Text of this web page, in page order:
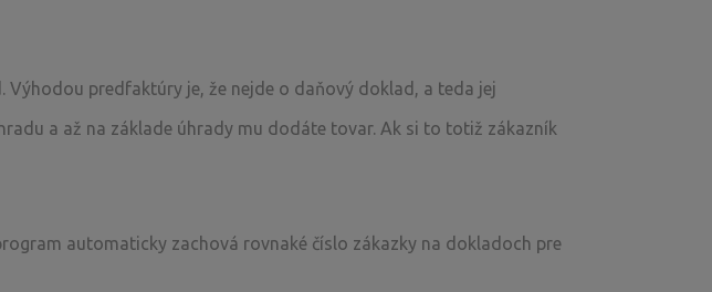
predfaktúry je, že nejde o daňový doklad, a teda jej
a až na základe úhrady mu dodáte tovar. Ak si to totiž zákazník
automaticky zachová rovnaké číslo zákazky na dokladoch pre